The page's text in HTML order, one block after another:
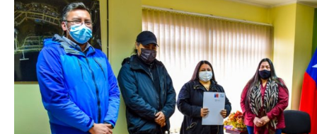
AUDIOS
VIDEOS
GALERIA DE FOTOS
APP MÓVIL